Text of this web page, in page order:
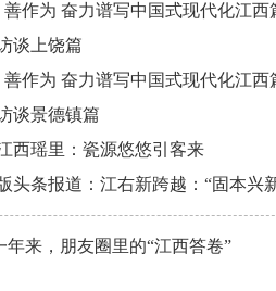
善作为 奋力谱写中国式现代化
谈上饶篇
善作为 奋力谱写中国式现代化
谈景德镇篇
西瑶里：瓷源悠悠引客来
头条报道：江右新跨越：“固本兴
年来，朋友圈里的“江西答卷”